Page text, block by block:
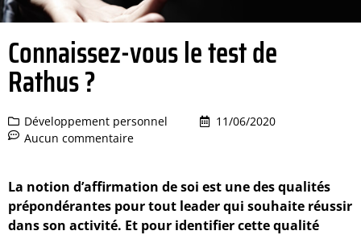
Connaissez-vous le test de
Rathus ?
Développement personnel
11/06/2020
Aucun commentaire
La notion d’affirmation de soi est une des qualités
prépondérantes pour tout leader qui souhaite réussir
dans son activité. Et pour identifier cette qualité